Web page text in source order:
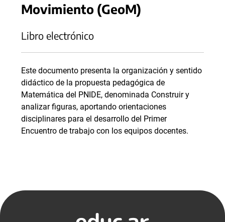
Movimiento (GeoM)
Libro electrónico
Este documento presenta la organización y sentido
didáctico de la propuesta pedagógica de
Matemática del PNIDE, denominada Construir y
analizar figuras, aportando orientaciones
disciplinares para el desarrollo del Primer
Encuentro de trabajo con los equipos docentes.